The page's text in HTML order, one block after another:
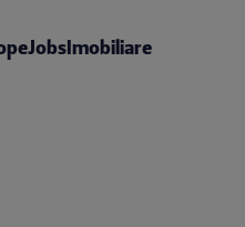
eJobsImobiliare